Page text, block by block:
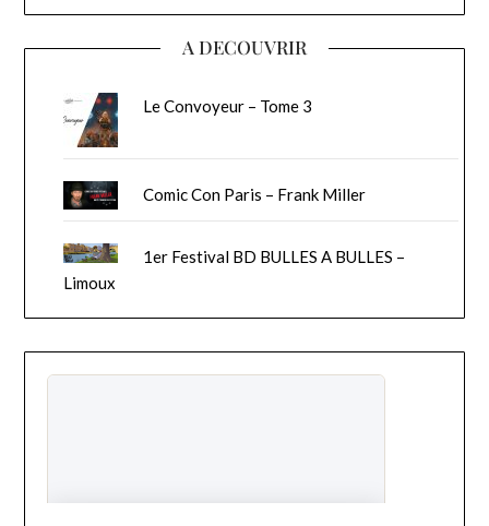
A DECOUVRIR
Le Convoyeur – Tome 3
Comic Con Paris – Frank Miller
1er Festival BD BULLES A BULLES –
Limoux